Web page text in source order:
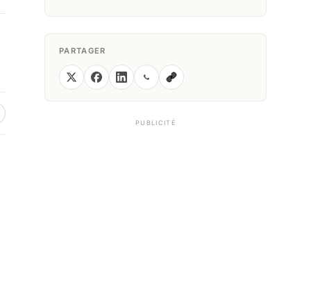
PARTAGER
PUBLICITÉ